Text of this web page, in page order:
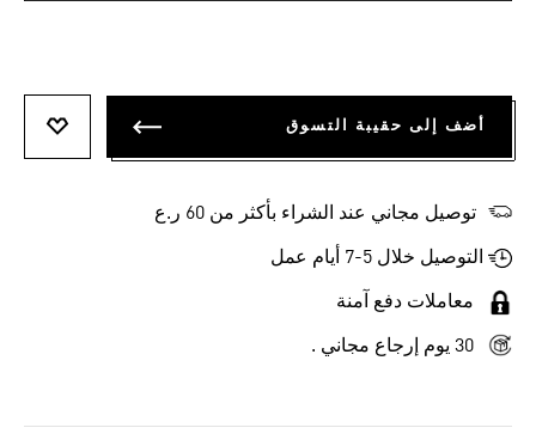
أضف إلى حقيبة التسوق
توصيل مجاني عند الشراء بأكثر من 60 ر.ع
التوصيل خلال 5-7 أيام عمل
معاملات دفع آمنة